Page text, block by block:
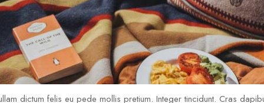
dictum felis eu pede mollis pretium. Integer tincidunt. Cras